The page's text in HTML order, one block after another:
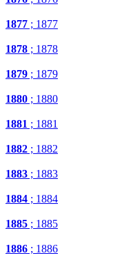
1877 ; 1877
1878 ; 1878
1879 ; 1879
1880 ; 1880
1881 ; 1881
1882 ; 1882
1883 ; 1883
1884 ; 1884
1885 ; 1885
1886 ; 1886